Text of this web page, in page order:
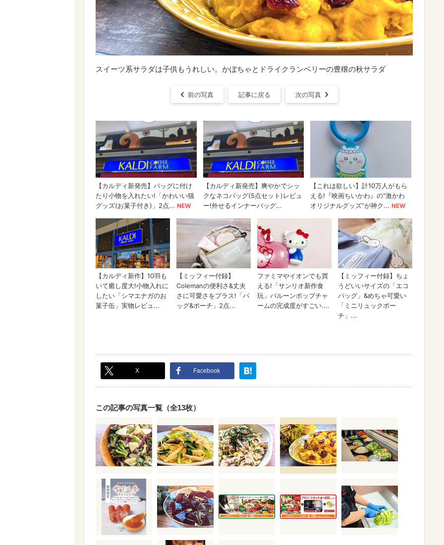
スイーツ系サラダは子供もうれしい。かぼちゃとドライクランベリーの豊穣の秋サラダ
前の写真 記事に戻る 次の写真
X Facebook
この記事の写真一覧（全13枚）